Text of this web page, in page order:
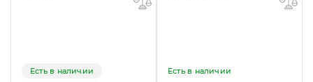
Есть в наличии Есть в наличии